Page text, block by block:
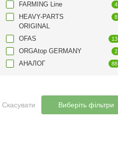
FARMING Line 4
HEAVY-PARTS
ORIGINAL
8
OFAS 13
ORGAtop GERMANY 2
АНАЛОГ 88
Скасувати Виберіть фільтри